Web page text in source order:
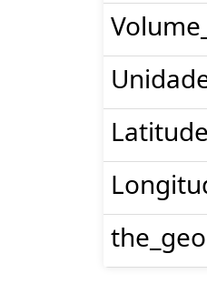
Latitude